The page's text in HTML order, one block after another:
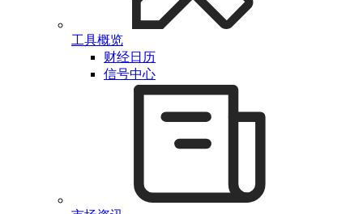
工具概览
财经日历
信号中心